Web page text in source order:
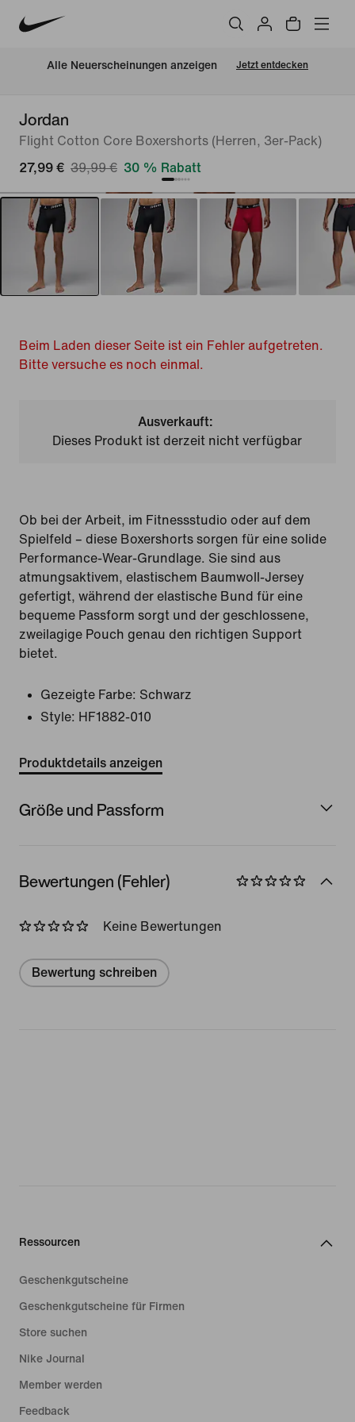
Alle Neuerscheinungen anzeigen Jetzt entdecken
Jordan
Flight Cotton Core Boxershorts (Herren, 3er-Pack)
27,99 € 39,99 € 30 % Rabatt
Beim Laden dieser Seite ist ein Fehler aufgetreten.
Bitte versuche es noch einmal.
Ausverkauft:
Dieses Produkt ist derzeit nicht verfügbar
Ob bei der Arbeit, im Fitnessstudio oder auf dem
Spielfeld – diese Boxershorts sorgen für eine solide
Performance-Wear-Grundlage. Sie sind aus
atmungsaktivem, elastischem Baumwoll-Jersey
gefertigt, während der elastische Bund für eine
bequeme Passform sorgt und der geschlossene,
zweilagige Pouch genau den richtigen Support
bietet.
Gezeigte Farbe: Schwarz
Style: HF1882-010
Produktdetails anzeigen
Größe und Passform
Bewertungen (Fehler)
Keine Bewertungen
Bewertung schreiben
Ressourcen
Geschenkgutscheine
Geschenkgutscheine für Firmen
Store suchen
Nike Journal
Member werden
Feedback